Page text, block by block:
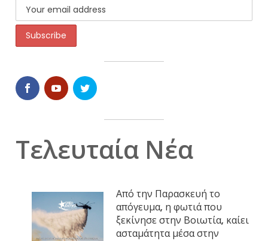
Τελευταία Νέα
Από την Παρασκευή το
απόγευμα, η φωτιά που
ξεκίνησε στην Βοιωτία, καίει
ασταμάτητα μέσα στην